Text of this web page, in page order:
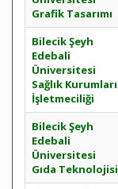
Grafik Tasarımı
Bilecik Şeyh
Edebali
Üniversitesi
Sağlık Kurumları
İşletmeciliği
Bilecik Şeyh
Edebali
Üniversitesi
Gıda Teknolojisi